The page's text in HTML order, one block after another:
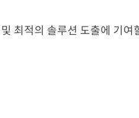
최적의 솔루션 도출에 기